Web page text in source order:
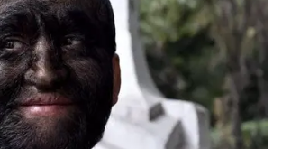
रहे हैं। इससे पहले भी उनके कई मंदिर
चर्चा का विषय बन चुके हैं।
APP